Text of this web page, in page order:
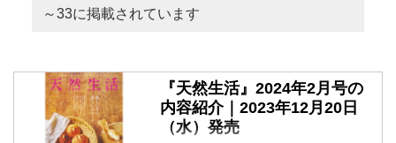
～33に掲載されています
『天然生活』2024年2月号の
内容紹介｜2023年12月20日
（水）発売